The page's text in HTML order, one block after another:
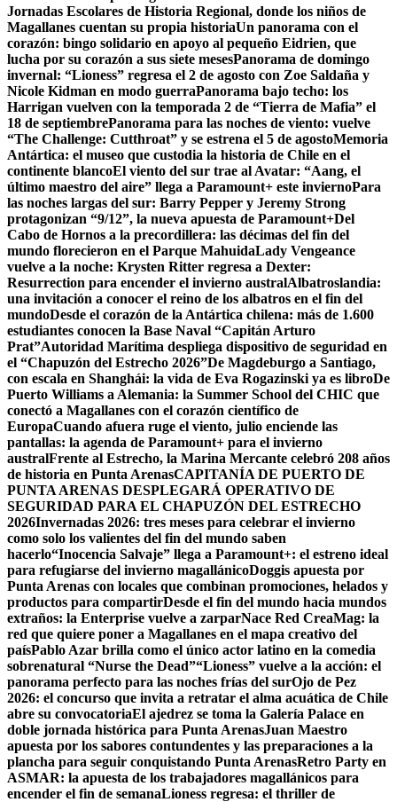
Jornadas Escolares de Historia Regional, donde los niños de
Magallanes cuentan su propia historiaUn panorama con el
corazón: bingo solidario en apoyo al pequeño Eidrien, que
lucha por su corazón a sus siete mesesPanorama de domingo
invernal: “Lioness” regresa el 2 de agosto con Zoe Saldaña y
Nicole Kidman en modo guerraPanorama bajo techo: los
Harrigan vuelven con la temporada 2 de “Tierra de Mafia” el
18 de septiembrePanorama para las noches de viento: vuelve
“The Challenge: Cutthroat” y se estrena el 5 de agostoMemoria
Antártica: el museo que custodia la historia de Chile en el
continente blancoEl viento del sur trae al Avatar: “Aang, el
último maestro del aire” llega a Paramount+ este inviernoPara
las noches largas del sur: Barry Pepper y Jeremy Strong
protagonizan “9/12”, la nueva apuesta de Paramount+Del
Cabo de Hornos a la precordillera: las décimas del fin del
mundo florecieron en el Parque MahuidaLady Vengeance
vuelve a la noche: Krysten Ritter regresa a Dexter:
Resurrection para encender el invierno australAlbatroslandia:
una invitación a conocer el reino de los albatros en el fin del
mundoDesde el corazón de la Antártica chilena: más de 1.600
estudiantes conocen la Base Naval “Capitán Arturo
Prat”Autoridad Marítima despliega dispositivo de seguridad en
el “Chapuzón del Estrecho 2026”De Magdeburgo a Santiago,
con escala en Shanghái: la vida de Eva Rogazinski ya es libroDe
Puerto Williams a Alemania: la Summer School del CHIC que
conectó a Magallanes con el corazón científico de
EuropaCuando afuera ruge el viento, julio enciende las
pantallas: la agenda de Paramount+ para el invierno
australFrente al Estrecho, la Marina Mercante celebró 208 años
de historia en Punta ArenasCAPITANÍA DE PUERTO DE
PUNTA ARENAS DESPLEGARÁ OPERATIVO DE
SEGURIDAD PARA EL CHAPUZÓN DEL ESTRECHO
2026Invernadas 2026: tres meses para celebrar el invierno
como solo los valientes del fin del mundo saben
hacerlo“Inocencia Salvaje” llega a Paramount+: el estreno ideal
para refugiarse del invierno magallánicoDoggis apuesta por
Punta Arenas con locales que combinan promociones, helados y
productos para compartirDesde el fin del mundo hacia mundos
extraños: la Enterprise vuelve a zarparNace Red CreaMag: la
red que quiere poner a Magallanes en el mapa creativo del
paísPablo Azar brilla como el único actor latino en la comedia
sobrenatural “Nurse the Dead”“Lioness” vuelve a la acción: el
panorama perfecto para las noches frías del surOjo de Pez
2026: el concurso que invita a retratar el alma acuática de Chile
abre su convocatoriaEl ajedrez se toma la Galería Palace en
doble jornada histórica para Punta ArenasJuan Maestro
apuesta por los sabores contundentes y las preparaciones a la
plancha para seguir conquistando Punta ArenasRetro Party en
ASMAR: la apuesta de los trabajadores magallánicos para
encender el fin de semanaLioness regresa: el thriller de